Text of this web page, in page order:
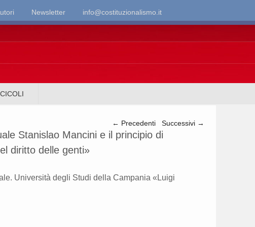
Newsletter info@costituzionalismo.it
Navigazione articolo
← Precedenti Successivi →
Stanislao Mancini e il principio di
diritto delle genti»
Università degli Studi della Campania «Luigi